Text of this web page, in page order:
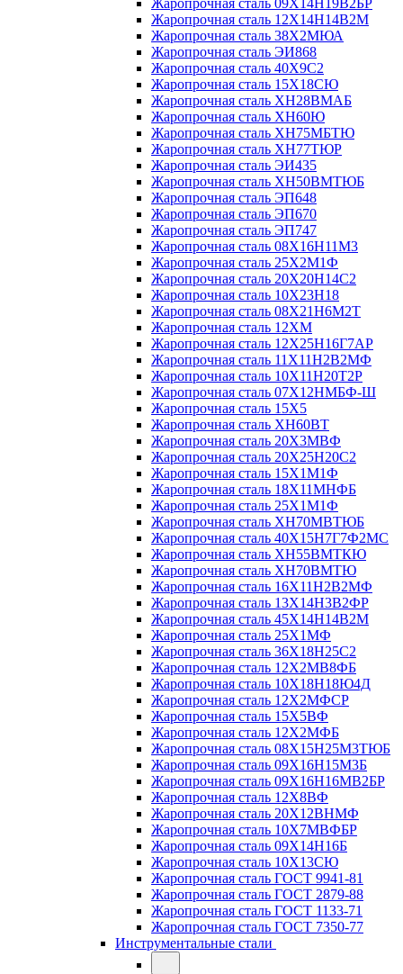
Жаропрочная сталь 09Х14Н19В2БР
Жаропрочная сталь 12Х14Н14В2М
Жаропрочная сталь 38Х2МЮА
Жаропрочная сталь ЭИ868
Жаропрочная сталь 40Х9С2
Жаропрочная сталь 15Х18СЮ
Жаропрочная сталь ХН28ВМАБ
Жаропрочная сталь ХН60Ю
Жаропрочная сталь ХН75МБТЮ
Жаропрочная сталь ХН77ТЮР
Жаропрочная сталь ЭИ435
Жаропрочная сталь ХН50ВМТЮБ
Жаропрочная сталь ЭП648
Жаропрочная сталь ЭП670
Жаропрочная сталь ЭП747
Жаропрочная сталь 08Х16Н11М3
Жаропрочная сталь 25Х2М1Ф
Жаропрочная сталь 20Х20Н14С2
Жаропрочная сталь 10Х23Н18
Жаропрочная сталь 08Х21Н6М2Т
Жаропрочная сталь 12ХМ
Жаропрочная сталь 12Х25Н16Г7АР
Жаропрочная сталь 11Х11Н2В2МФ
Жаропрочная сталь 10Х11Н20Т2Р
Жаропрочная сталь 07Х12НМБФ-Ш
Жаропрочная сталь 15Х5
Жаропрочная сталь ХН60ВТ
Жаропрочная сталь 20Х3МВФ
Жаропрочная сталь 20Х25Н20С2
Жаропрочная сталь 15Х1М1Ф
Жаропрочная сталь 18Х11МНФБ
Жаропрочная сталь 25Х1М1Ф
Жаропрочная сталь ХН70МВТЮБ
Жаропрочная сталь 40Х15Н7Г7Ф2МС
Жаропрочная сталь ХН55ВМТКЮ
Жаропрочная сталь ХН70ВМТЮ
Жаропрочная сталь 16Х11Н2В2МФ
Жаропрочная сталь 13Х14Н3В2ФР
Жаропрочная сталь 45Х14Н14В2М
Жаропрочная сталь 25Х1МФ
Жаропрочная сталь 36Х18Н25С2
Жаропрочная сталь 12Х2МВ8ФБ
Жаропрочная сталь 10Х18Н18Ю4Д
Жаропрочная сталь 12Х2МФСР
Жаропрочная сталь 15Х5ВФ
Жаропрочная сталь 12Х2МФБ
Жаропрочная сталь 08Х15Н25М3ТЮБ
Жаропрочная сталь 09Х16Н15М3Б
Жаропрочная сталь 09Х16Н16МВ2БР
Жаропрочная сталь 12Х8ВФ
Жаропрочная сталь 20Х12ВНМФ
Жаропрочная сталь 10Х7МВФБР
Жаропрочная сталь 09Х14Н16Б
Жаропрочная сталь 10Х13СЮ
Жаропрочная сталь ГОСТ 9941-81
Жаропрочная сталь ГОСТ 2879-88
Жаропрочная сталь ГОСТ 1133-71
Жаропрочная сталь ГОСТ 7350-77
Инструментальные стали